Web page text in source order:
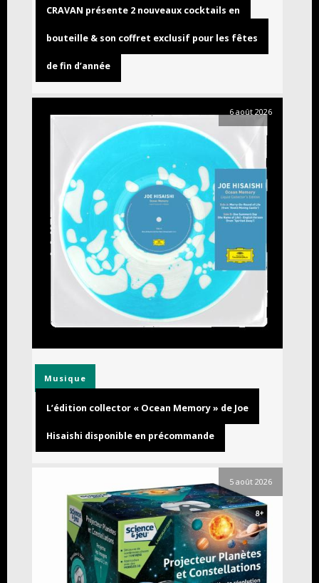
CRAVAN présente 2 nouveaux cocktails en
bouteille & son coffret exclusif pour les fêtes
de fin d’année
6 août 2026
Musique
L’édition collector « Ocean Memory » de Joe
Hisaishi disponible en précommande
5 août 2026